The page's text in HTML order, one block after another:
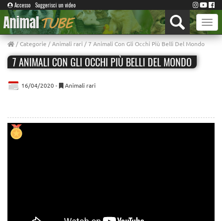
Accesso Suggerisci un video
Toggle
/Categorie /Animali rari / 7 Animali Con Gli Occhi Più Belli Del Mondo
7 ANIMALI CON GLI OCCHI PIÙ BELLI DEL MONDO
16/04/2020 - Animali rari